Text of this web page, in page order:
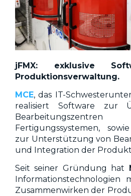
jFMX: exklusive
Produktionsverwaltung.
MCE, das IT-
realisiert Software zur
Fertigungssystemen,
zur Unterstützung von
und Integration der
Seit seiner Gründung hat
Zusammenwirken der